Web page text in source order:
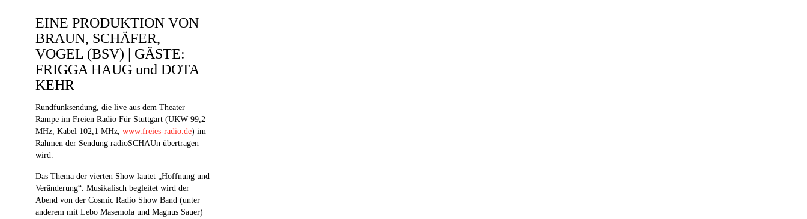
EINE PRODUKTION VON
BRAUN, SCHÄFER,
VOGEL (BSV) | GÄSTE:
FRIGGA HAUG und DOTA
KEHR
Rundfunksendung, die live aus dem Theater
Rampe im Freien Radio Für Stuttgart (UKW 99,2
MHz, Kabel 102,1 MHz, www.freies-radio.de) im
Rahmen der Sendung radioSCHAUn übertragen
wird.
Das Thema der vierten Show lautet „Hoffnung und
Veränderung“. Musikalisch begleitet wird der
Abend von der Cosmic Radio Show Band (unter
anderem mit Lebo Masemola und Magnus Sauer)